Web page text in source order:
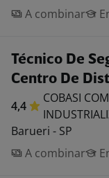
A combinar
Técnico De
Centro De
4,4
COBASI
Barueri - SP
A combinar